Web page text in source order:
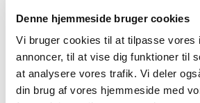
Denne hjemmeside bruger cookies
Vi bruger cookies til at tilpasse vores
annoncer, til at vise dig funktioner til
at analysere vores trafik. Vi deler
din brug af vores hjemmeside med
Lægemiddelstyrelsen har givet ny
og udlevering af udenlandsk
PRAC: Øget risiko for aspiration